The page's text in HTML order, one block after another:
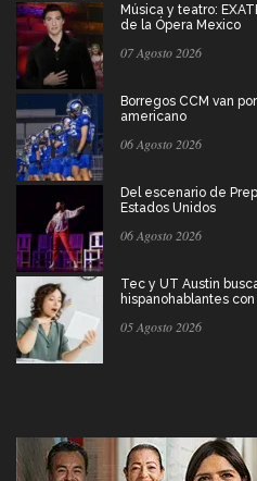
Música y teatro:
de la Ópera Mexico
07 Agosto 2026
Borregos CCM van
americano
06 Agosto 2026
Del escenario de
Estados Unidos
06 Agosto 2026
Tec y UT Austin
hispanohablantes con
05 Agosto 2026